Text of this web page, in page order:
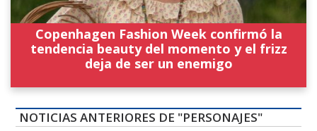
Copenhagen Fashion Week confirmó la
tendencia beauty del momento y el frizz
deja de ser un enemigo
NOTICIAS ANTERIORES DE "PERSONAJES"